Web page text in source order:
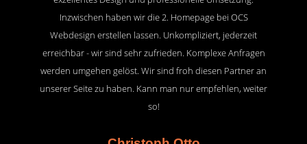
Inzwischen haben wir die 2. Homepage bei OCS
Webdesign erstellen lassen. Unkompliziert, jederzeit
erreichbar - wir sind sehr zufrieden. Komplexe Anfragen
werden umgehen gelöst. Wir sind froh diesen Partner an
unserer Seite zu haben. Kann man nur empfehlen, weiter
so!